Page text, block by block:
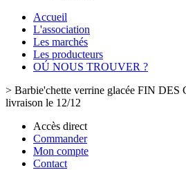
Accueil
L'association
Les marchés
Les producteurs
OÚ NOUS TROUVER ?
> Barbie'chette verrine glacée FIN
livraison le 12/12
Accès direct
Commander
Mon compte
Contact